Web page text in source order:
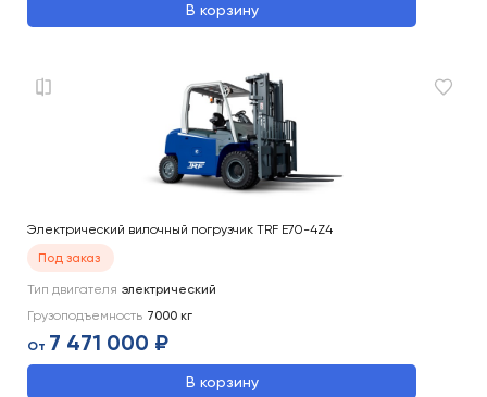
В корзину
Электрический вилочный погрузчик TRF E70-4Z4
Под заказ
Тип двигателя электрический
Грузоподъемность 7000 кг
От 7 471 000 ₽
В корзину